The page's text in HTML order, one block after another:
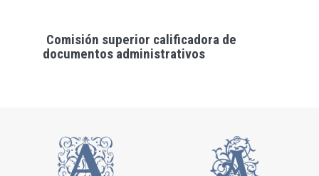
Comisión superior calificadora de
documentos administrativos